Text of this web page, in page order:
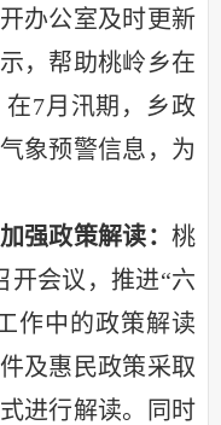
办公室及时更新
，帮助桃岭乡在
7月汛期，乡政
象预警信息，为
强政策解读：桃
开会议，推进“六
作中的政策解读
及惠民政策采取
进行解读。同时